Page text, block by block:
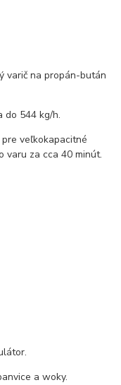
varič na propán-bután
do 544 kg/h.
veľkokapacitné
varu za cca 40 minút.
a woky.